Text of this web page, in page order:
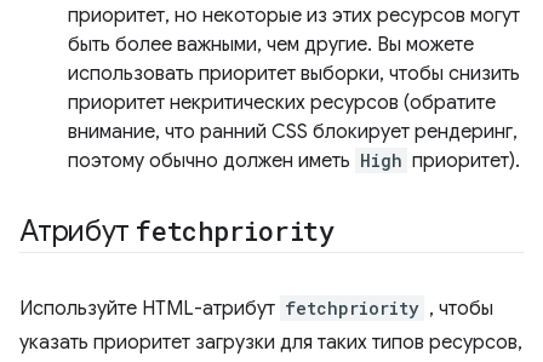
приоритет, но некоторые из этих ресурсов могут
быть более важными, чем другие. Вы можете
использовать приоритет выборки, чтобы снизить
приоритет некритических ресурсов (обратите
внимание, что ранний CSS блокирует рендеринг,
поэтому обычно должен иметь High приоритет).
Атрибут fetchpriority
Используйте HTML-атрибут fetchpriority , чтобы
указать приоритет загрузки для таких типов ресурсов,